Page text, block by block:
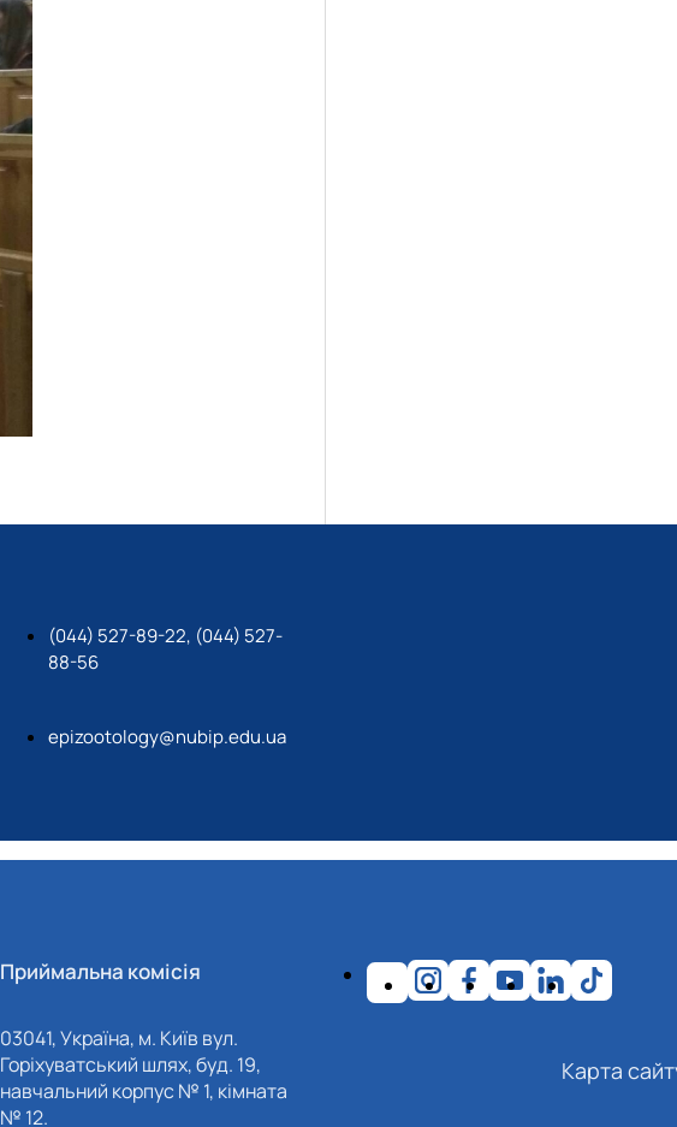
(044) 527-89-22, (044) 527-
88-56
epizootology@nubip.edu.ua
Приймальна комісія
03041, Україна, м. Київ вул.
Горіхуватський шлях, буд. 19,
навчальний корпус № 1, кімната
№ 12.
Карта